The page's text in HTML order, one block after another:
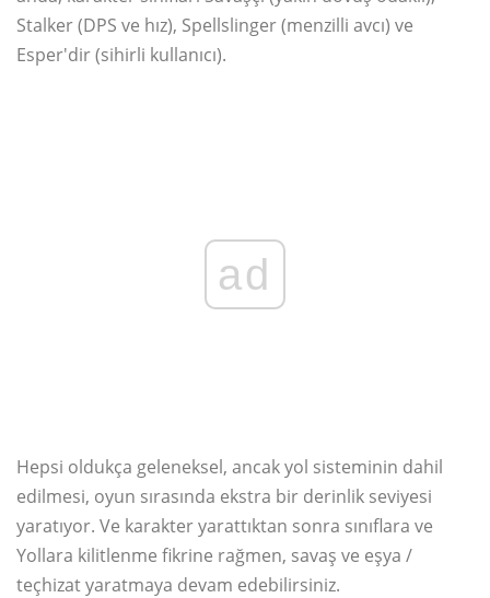
Stalker (DPS ve hız), Spellslinger (menzilli avcı) ve
Esper'dir (sihirli kullanıcı).
ad
Hepsi oldukça geleneksel, ancak yol sisteminin dahil
edilmesi, oyun sırasında ekstra bir derinlik seviyesi
yaratıyor. Ve karakter yarattıktan sonra sınıflara ve
Yollara kilitlenme fikrine rağmen, savaş ve eşya /
teçhizat yaratmaya devam edebilirsiniz.